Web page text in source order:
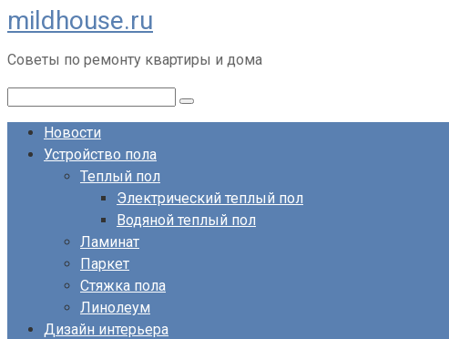
Перейти
к
контенту
mildhouse.ru
Советы по ремонту квартиры и дома
Новости
Устройство пола
Теплый пол
Электрический теплый пол
Водяной теплый пол
Ламинат
Паркет
Стяжка пола
Линолеум
Дизайн интерьера